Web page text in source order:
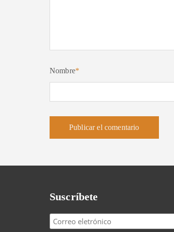
Nombre*
Suscríbete